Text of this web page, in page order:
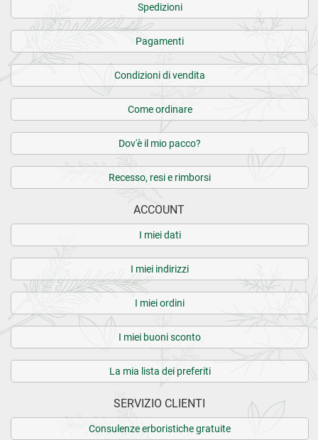
Spedizioni
Pagamenti
Condizioni di vendita
Come ordinare
Dov'è il mio pacco?
Recesso, resi e rimborsi
ACCOUNT
I miei dati
I miei indirizzi
I miei ordini
I miei buoni sconto
La mia lista dei preferiti
SERVIZIO CLIENTI
Consulenze erboristiche gratuite